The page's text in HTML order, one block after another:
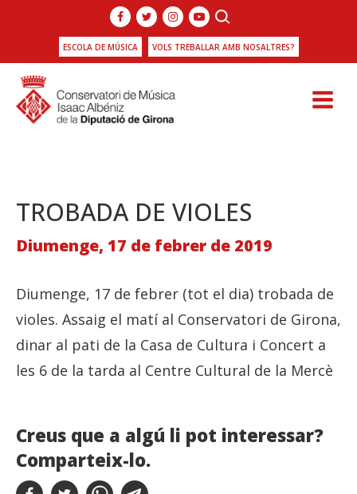
ESCOLA DE MÚSICA VOLS TREBALLAR AMB NOSALTRES?
TROBADA DE VIOLES
Diumenge, 17 de febrer de 2019
Diumenge, 17 de febrer (tot el dia) trobada de
violes. Assaig el matí al Conservatori de Girona,
dinar al pati de la Casa de Cultura i Concert a
les 6 de la tarda al Centre Cultural de la Mercè
Creus que a algú li pot interessar?
Comparteix-lo.